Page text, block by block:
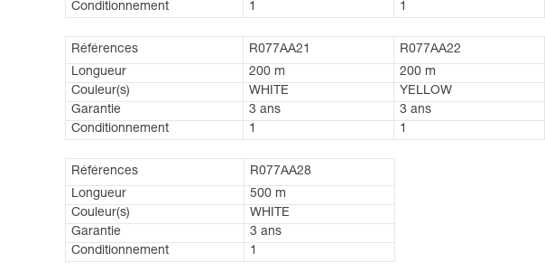
Conditionnement
1 1
Références R077AA21 R077AA22
Longueur
200 m 200 m
Couleur(s)
WHITE YELLOW
Garantie
3 ans 3 ans
Conditionnement
1 1
Références
R077AA28
Longueur
500 m
Couleur(s)
WHITE
Garantie
3 ans
Conditionnement
1